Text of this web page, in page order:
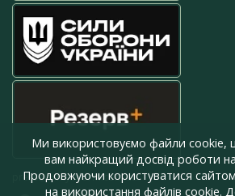
press@armyinform.com.ua
Ми використовуємо файли cookie,
вам найкращий досвід роботи
Продовжуючи користуватися
на використання файлів cookie.